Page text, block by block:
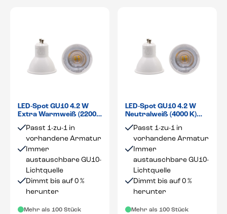
LED-Spot GU10 4.2 W
Extra Warmweiß (2200
Passt 1-zu-1 in
vorhandene Armatur
Immer
austauschbare GU10-
Lichtquelle
Dimmt bis auf 0 %
herunter
Mehr als 100 Stück
LED-Spot GU10 4.2 W
Neutralweiß (4000 K)
Passt 1-zu-1 in
vorhandene Armatur
Immer
austauschbare GU10-
Lichtquelle
Dimmt bis auf 0 %
herunter
Mehr als 100 Stück